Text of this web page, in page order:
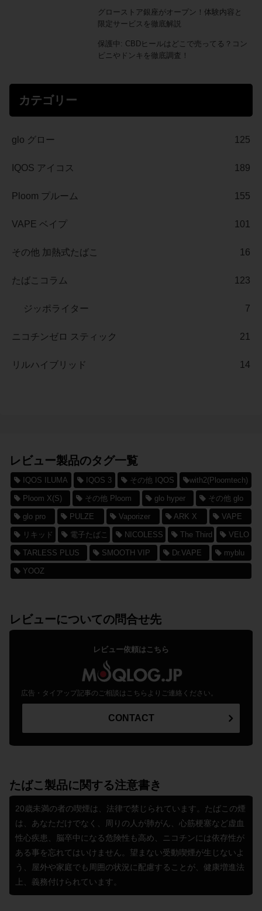
グローストア銀座がオープン！体験内容と
限定サービスを徹底解説
保護中: CBDヒールはどこで売ってる？コン
ビニやドンキを徹底調査！
カテゴリー
glo グロー 125
IQOS アイコス 189
Ploom プルーム 155
VAPE ベイプ 101
その他 加熱式たばこ 16
たばこコラム 123
ジッポライター 7
ニコチンゼロ スティック 21
リルハイブリッド 14
レビュー製品のタグ一覧
IQOS ILUMA IQOS 3 その他 IQOS with2(Ploomtech)
Ploom X(S) その他 Ploom glo hyper その他 glo
glo pro PULZE Vaporizer ARK X VAPE
リキッド 電子たばこ NICOLESS The Third VELO
TARLESS PLUS SMOOTH VIP Dr.VAPE myblu
YOOZ
レビューについての問合せ先
レビュー依頼はこちら
広告・タイアップ記事のご相談はこちらよりご連絡ください。
CONTACT
たばこ製品に関する注意書き
20歳未満の者の喫煙は、法律で禁じられています。たばこの煙
は、あなただけでなく、周りの人が肺がん、心筋梗塞など虚血
性心疾患、脳卒中になる危険性も高め、ニコチンには依存性が
ある事を忘れてはいけません。望まない受動喫煙が生じないよ
う、屋外や家庭でも周囲の状況に配慮することが、健康増進法
上、義務付けられています。